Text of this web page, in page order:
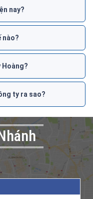
nay?
nào?
Hoàng?
ty ra sao?